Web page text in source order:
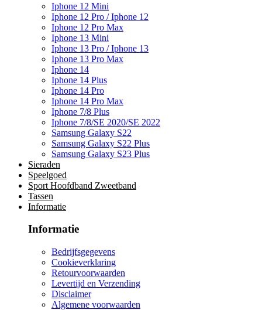
Iphone 12 Mini
Iphone 12 Pro / Iphone 12
Iphone 12 Pro Max
Iphone 13 Mini
Iphone 13 Pro / Iphone 13
Iphone 13 Pro Max
Iphone 14
Iphone 14 Plus
Iphone 14 Pro
Iphone 14 Pro Max
Iphone 7/8 Plus
Iphone 7/8/SE 2020/SE 2022
Samsung Galaxy S22
Samsung Galaxy S22 Plus
Samsung Galaxy S23 Plus
Sieraden
Speelgoed
Sport Hoofdband Zweetband
Tassen
Informatie
Informatie
Bedrijfsgegevens
Cookieverklaring
Retourvoorwaarden
Levertijd en Verzending
Disclaimer
Algemene voorwaarden